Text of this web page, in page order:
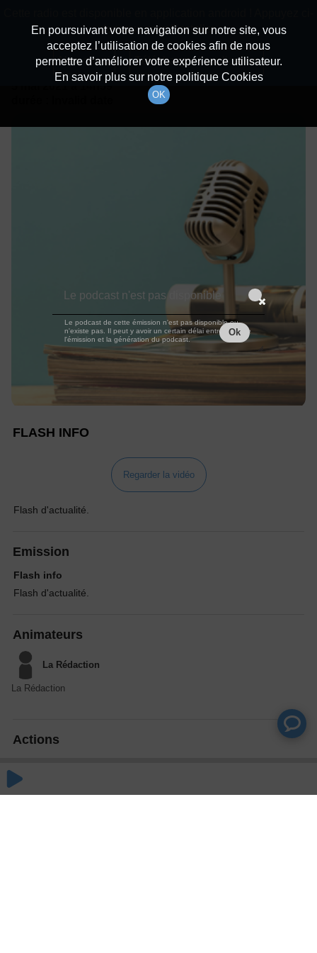
Détails De L'épisode
à 14h59
FLASH INFO
Regarder la vidéo
Flash d'actualité.
Emission
Flash info
Flash d'actualité.
Animateurs
La Rédaction
La Rédaction
Actions
En poursuivant votre navigation sur notre site, vous
acceptez l’utilisation de cookies afin de nous
permettre d’améliorer votre expérience utilisateur.
En savoir plus sur notre politique Cookies
OK
dessous pour l'installer.
Non merci Télécharger l'application
Le podcast n'est pas disponible
Le podcast de cette émission n'est pas disponible ou
n'existe pas. Il peut y avoir un certain délai entre la fin de
l'émission et la génération du podcast.
Ok